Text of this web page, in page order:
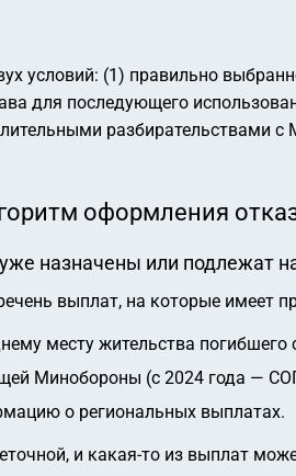
условий: (1) правильно
для последующего
оформления
назначены или подлежат
выплат, на которые имеет
месту жительства
Минобороны (с 2024 года —
о региональных выплатах.
и какая-то из выплат